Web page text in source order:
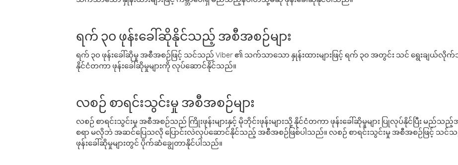
ရက် ၃၀ ဖုန်းခေါ်ဆိုနိုင်သည့် အစီအစဉ်များ
ရက် ၃၀ ဖုန်းခေါ်ဆိုမှု အစီအစဉ်ဖြင့် သင်သည် Viber ၏ သက်သာသော နှုန်းထားများဖြင့် ရက် ၃၀ အတွင်း သင် ရွေးချယ်
နိုင်ငံတကာ ဖုန်းခေါ်ဆိုမှုများကို လုပ်ဆောင်နိုင်သည်။
လစဉ် စာရင်းသွင်းမှု အစီအစဉ်များ
လစဉ် စာရင်းသွင်းမှု အစီအစဉ်သည် ကြိုးဖုန်းများနှင့် မိုဘိုင်းဖုန်းများသို့ နိုင်ငံတကာ ဖုန်းခေါ်ဆိုမှုများ ပြုလုပ်နိုင်ပြီး မ
စရာ မလိုဘဲ အဆင်ပြေသလို ပြောင်းလဲလုပ်ဆောင်နိုင်သည့် အစီအစဉ်ဖြစ်ပါသည်။ လစဉ် စာရင်းသွင်းမှု အစီအစဉ်ဖြင့် သင်သ
ဖုန်းခေါ်ဆိုမှုများတွင် ပိုက်ဆံချွေတာနိုင်ပါသည်။